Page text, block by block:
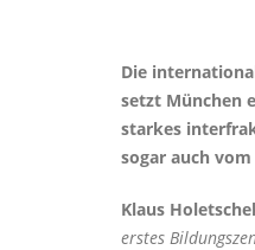
Die
setzt München
starkes
sogar auch
Klaus
erstes